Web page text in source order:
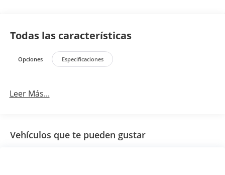
Todas las características
Opciones Especificaciones
Leer Más...
Vehículos que te pueden gustar